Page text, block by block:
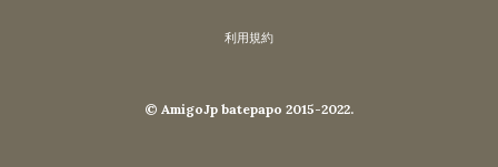
利用規約
© AmigoJp batepapo 2015-2022.